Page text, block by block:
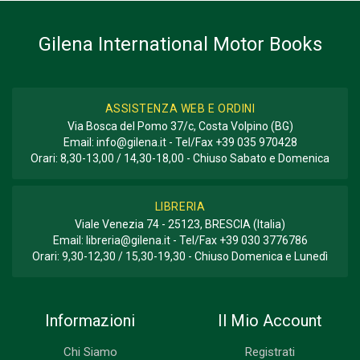
Gilena International Motor Books
ASSISTENZA WEB E ORDINI
Via Bosca del Pomo 37/c, Costa Volpino (BG)
Email: info@gilena.it- Tel/Fax +39 035 970428
Orari: 8,30-13,00 / 14,30-18,00 - Chiuso Sabato e Domenica
LIBRERIA
Viale Venezia 74 - 25123, BRESCIA (Italia)
Email: libreria@gilena.it- Tel/Fax +39 030 3776786
Orari: 9,30-12,30 / 15,30-19,30 - Chiuso Domenica e Lunedì
Informazioni
Chi Siamo
Il Mio Account
Registrati